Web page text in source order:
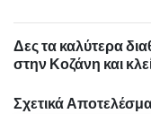
Δες τα καλύτερα
στην Κοζάνη και
Σχετικά